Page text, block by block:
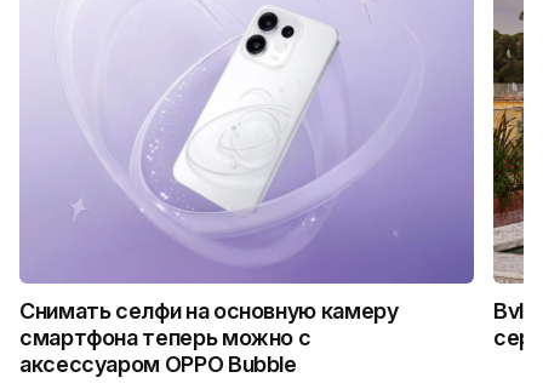
Снимать селфи на основную камеру
смартфона теперь можно с
аксессуаром OPPO Bubble